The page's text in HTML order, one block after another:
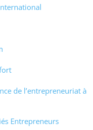
de l’entrepreneuriat à
Entrepreneurs